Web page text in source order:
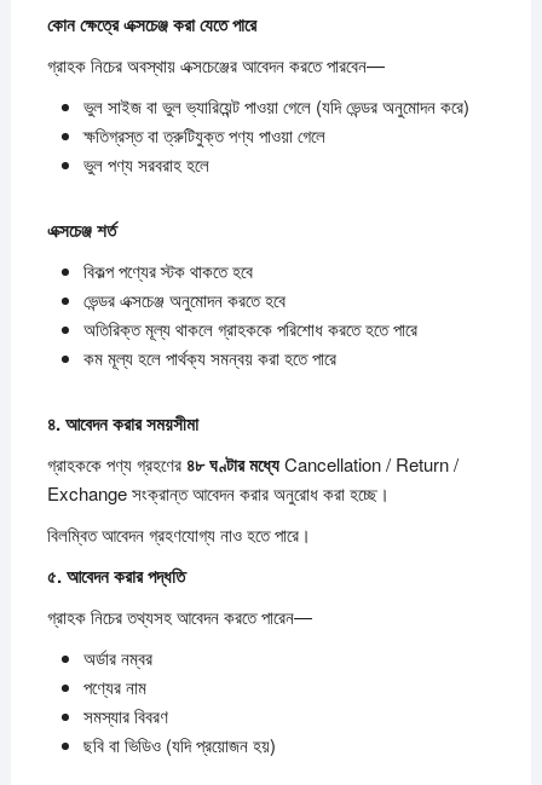
কোনক্ষেত্রেএক্সচেঞ্জকরাযেতেপারে
গ্রাহক নিচের অবস্থায় এক্সচেঞ্জের আবেদন করতে পারবেন—
ভুল সাইজ বা ভুল ভ্যারিয়েন্ট পাওয়া গেলে (যদি ভেন্ডর অনুমোদন করে)
ক্ষতিগ্রস্ত বা ত্রুটিযুক্ত পণ্য পাওয়া গেলে
ভুল পণ্য সরবরাহ হলে
এক্সচেঞ্জশর্ত
বিকল্প পণ্যের স্টক থাকতে হবে
ভেন্ডর এক্সচেঞ্জ অনুমোদন করতে হবে
অতিরিক্ত মূল্য থাকলে গ্রাহককে পরিশোধ করতে হতে পারে
কম মূল্য হলে পার্থক্য সমন্বয় করা হতে পারে
৪.আবেদনকরারসময়সীমা
গ্রাহককে পণ্য গ্রহণের ৪৮ঘণ্টারমধ্যেCancellation / Return /
Exchange সংক্রান্ত আবেদন করার অনুরোধ করা হচ্ছে।
বিলম্বিত আবেদন গ্রহণযোগ্য নাও হতে পারে।
৫.আবেদনকরারপদ্ধতি
গ্রাহক নিচের তথ্যসহ আবেদন করতে পারেন—
অর্ডার নম্বর
পণ্যের নাম
সমস্যার বিবরণ
ছবি বা ভিডিও (যদি প্রয়োজন হয়)